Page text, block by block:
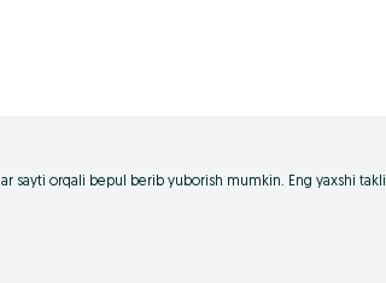
sayti orqali bepul berib yuborish mumkin. Eng yaxshi